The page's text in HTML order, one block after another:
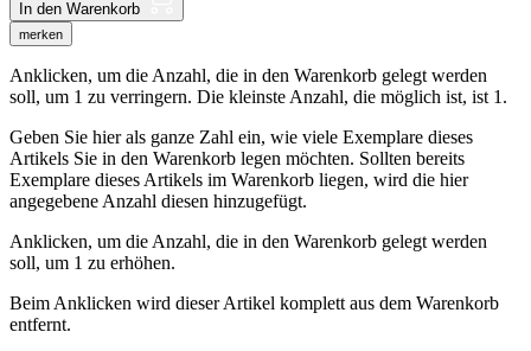
In den Warenkorb
merken
Anklicken, um die Anzahl, die in den Warenkorb gelegt werden
soll, um 1 zu verringern. Die kleinste Anzahl, die möglich ist, ist 1.
Geben Sie hier als ganze Zahl ein, wie viele Exemplare dieses
Artikels Sie in den Warenkorb legen möchten. Sollten bereits
Exemplare dieses Artikels im Warenkorb liegen, wird die hier
angegebene Anzahl diesen hinzugefügt.
Anklicken, um die Anzahl, die in den Warenkorb gelegt werden
soll, um 1 zu erhöhen.
Beim Anklicken wird dieser Artikel komplett aus dem Warenkorb
entfernt.